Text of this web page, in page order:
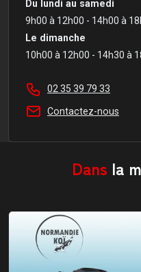
Du lundi au samedi
9h00 à 12h00 - 14h00 à
Le dimanche
10h00 à 12h00 - 14h30 à
02 35 39 79 33
Contactez-nous
Dans la